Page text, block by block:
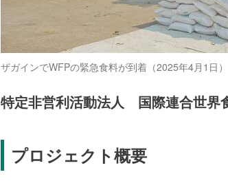
ザガインでWFPの緊急食料が到着（2025年4月1日）
特定非営利活動法人 国際連合世界
プロジェクト概要